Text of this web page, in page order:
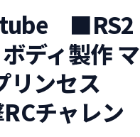
■RS2
ディ製作 マ
リンセス
チャレン